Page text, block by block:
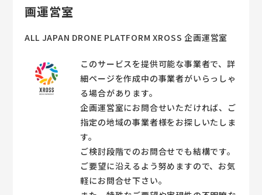
画運営室
ALL JAPAN DRONE PLATFORM XROSS 企画運営室
このサービスを提供可能な事業者で、詳
細ページを作成中の事業者がいらっしゃ
る場合があります。
企画運営室にお問合せいただければ、ご
指定の地域の事業者様をお探しいたしま
す。
ご検討段階でのお問合せでも結構です。
ご要望に沿えるよう努めますので、お気
軽にお問合せ下さい。